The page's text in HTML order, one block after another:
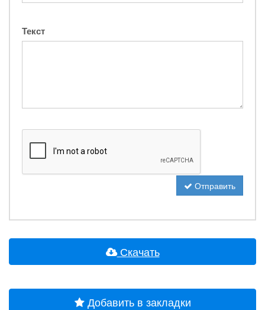
Текст
Отправить
Скачать
Добавить в закладки